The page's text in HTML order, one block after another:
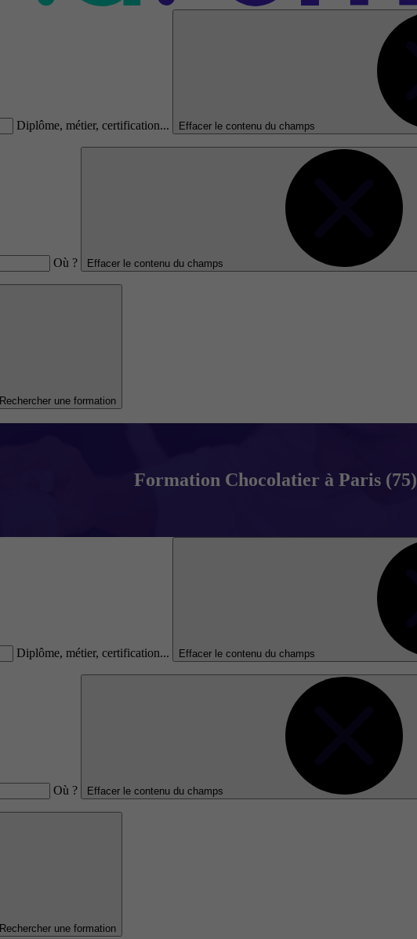
Diplôme, métier, certification... Effacer le contenu du champs
Où ? Effacer le contenu du champs
Rechercher une formation
Formation Chocolatier à Paris (75)
Diplôme, métier, certification... Effacer le contenu du champs
Où ? Effacer le contenu du champs
Rechercher une formation